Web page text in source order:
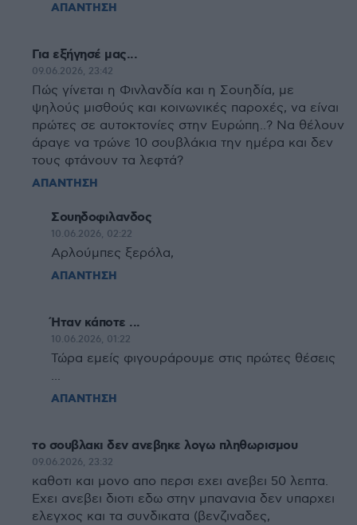
ΑΠΑΝΤΗΣΗ
Για εξήγησέ μας...
09.06.2026, 23:42
Πώς γίνεται η Φινλανδία και η Σουηδία, με
ψηλούς μισθούς και κοινωνικές παροχές, να είναι
πρώτες σε αυτοκτονίες στην Ευρώπη..? Να θέλουν
άραγε να τρώνε 10 σουβλάκια την ημέρα και δεν
τους φτάνουν τα λεφτά?
ΑΠΑΝΤΗΣΗ
Σουηδοφιλανδος
10.06.2026, 02:22
Αρλούμπες ξερόλα,
ΑΠΑΝΤΗΣΗ
Ήταν κάποτε ...
10.06.2026, 01:22
Τώρα εμείς φιγουράρουμε στις πρώτες θέσεις
...
ΑΠΑΝΤΗΣΗ
το σουβλακι δεν ανεβηκε λογω πληθωρισμου
09.06.2026, 23:32
καθοτι και μονο απο περσι εχει ανεβει 50 λεπτα.
Εχει ανεβει διοτι εδω στην μπανανια δεν υπαρχει
ελεγχος και τα συνδικατα (βενζιναδες,